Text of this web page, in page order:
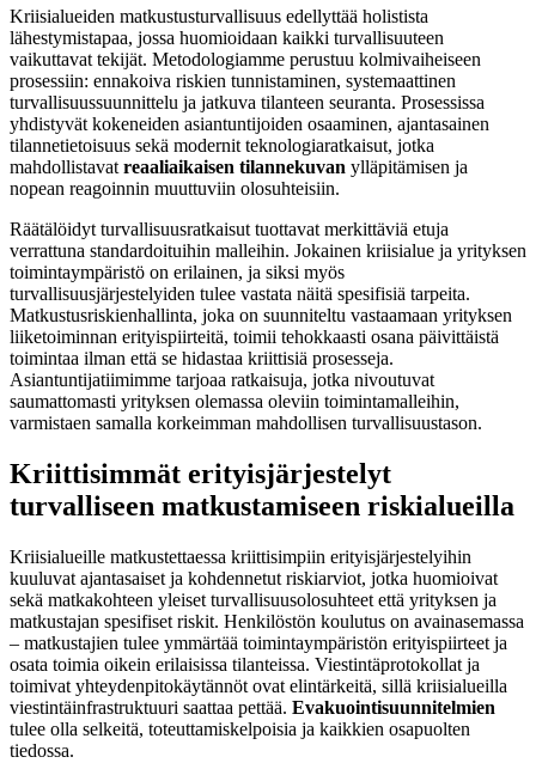
Kriisialueiden matkustusturvallisuus edellyttää holistista
lähestymistapaa, jossa huomioidaan kaikki turvallisuuteen
vaikuttavat tekijät. Metodologiamme perustuu kolmivaiheiseen
prosessiin: ennakoiva riskien tunnistaminen, systemaattinen
turvallisuussuunnittelu ja jatkuva tilanteen seuranta. Prosessissa
yhdistyvät kokeneiden asiantuntijoiden osaaminen, ajantasainen
tilannetietoisuus sekä modernit teknologiaratkaisut, jotka
mahdollistavatreaaliaikaisen tilannekuvan ylläpitämisen ja
nopean reagoinnin muuttuviin olosuhteisiin.
Räätälöidyt turvallisuusratkaisut tuottavat merkittäviä etuja
verrattuna standardoituihin malleihin. Jokainen kriisialue ja yrityksen
toimintaympäristö on erilainen, ja siksi myös
turvallisuusjärjestelyiden tulee vastata näitä spesifisiä tarpeita.
Matkustusriskienhallinta, joka on suunniteltu vastaamaan yrityksen
liiketoiminnan erityispiirteitä, toimii tehokkaasti osana päivittäistä
toimintaa ilman että se hidastaa kriittisiä prosesseja.
Asiantuntijatiimimme tarjoaa ratkaisuja, jotka nivoutuvat
saumattomasti yrityksen olemassa oleviin toimintamalleihin,
varmistaen samalla korkeimman mahdollisen turvallisuustason.
Kriittisimmät erityisjärjestelyt
turvalliseen matkustamiseen riskialueilla
Kriisialueille matkustettaessa kriittisimpiin erityisjärjestelyihin
kuuluvat ajantasaiset ja kohdennetut riskiarviot, jotka huomioivat
sekä matkakohteen yleiset turvallisuusolosuhteet että yrityksen ja
matkustajan spesifiset riskit. Henkilöstön koulutus on avainasemassa
– matkustajien tulee ymmärtää toimintaympäristön erityispiirteet ja
osata toimia oikein erilaisissa tilanteissa. Viestintäprotokollat ja
toimivat yhteydenpitokäytännöt ovat elintärkeitä, sillä kriisialueilla
viestintäinfrastruktuuri saattaa pettää. Evakuointisuunnitelmien
tulee olla selkeitä, toteuttamiskelpoisia ja kaikkien osapuolten
tiedossa.